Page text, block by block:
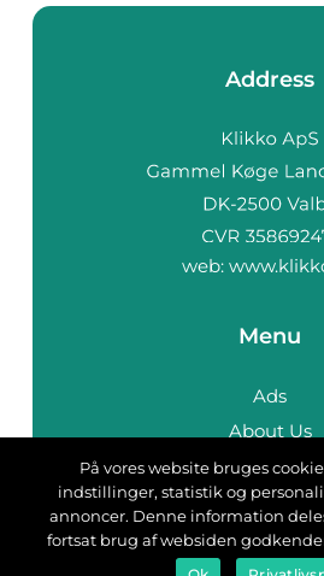
Address
web:
Menu
Ads
About Us
Cookies
Contact
Sitemap
På vores website bruges
indstillinger, statistik og
annoncer. Denne information
fortsat brug af websiden